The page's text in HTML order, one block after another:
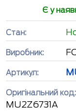
Є у
Стан:
Виробник:
Артикул:
Оригінальний код:
MU2Z6731A